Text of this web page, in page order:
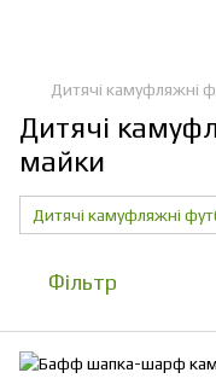
Дитячі камуфляжні
Дитячі
майки
Дитячі камуфляжні
Фільтр